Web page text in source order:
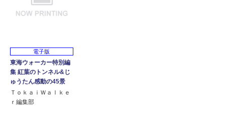
電子版
東海ウォーカー特別編
集 紅葉のトンネル&じ
ゅうたん感動の45景
ＴｏｋａｉＷａｌｋｅ
ｒ編集部